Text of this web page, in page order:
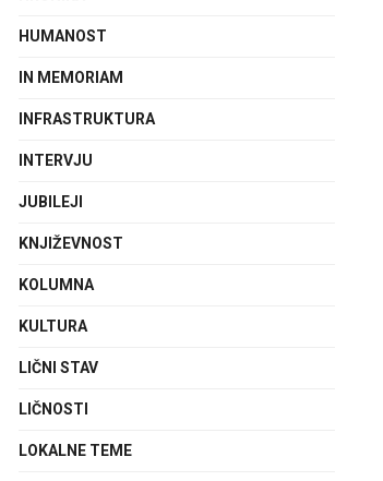
HUMANOST
IN MEMORIAM
INFRASTRUKTURA
INTERVJU
JUBILEJI
KNJIŽEVNOST
KOLUMNA
KULTURA
LIČNI STAV
LIČNOSTI
LOKALNE TEME